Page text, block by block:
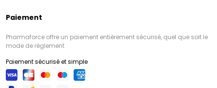
Paiement
Pharmaforce offre un paiement entièrement sécurisé, quel que soit le
mode de règlement
Paiement sécurisé et simple